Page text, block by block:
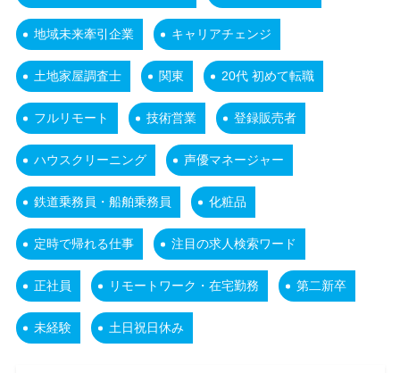
地域未来牽引企業 キャリアチェンジ
土地家屋調査士 関東 20代 初めて転職
フルリモート 技術営業 登録販売者
ハウスクリーニング 声優マネージャー
鉄道乗務員・船舶乗務員 化粧品
定時で帰れる仕事 注目の求人検索ワード
正社員 リモートワーク・在宅勤務 第二新卒
未経験 土日祝日休み